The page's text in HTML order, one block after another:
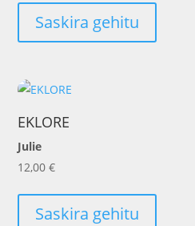
Saskira gehitu
EKLORE
Julie
12,00€
Saskira gehitu